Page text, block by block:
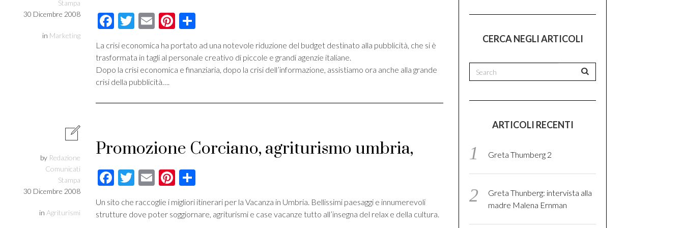
Stampa
30 Dicembre 2008
in Marketing
Facebook
Twitter
EmailPinterest
Condividi
La crisi economica ha portato ad una notevole riduzione del budget destinato alla pubblicità, che si è
trasformata in tagli al personale creativo di piccole e grandi agenzie italiane.
Dopo la crisi economica e finanziaria, dopo la crisi dell’informazione, assistiamo ora anche alla grande
crisi della pubblicità….
by Redazione
Comunicati
Stampa
30 Dicembre 2008
in Agriturismi
Promozione Corciano, agriturismo umbria,
Facebook
Twitter
EmailPinterest
Condividi
Un sito che raccoglie i migliori itinerari per la Vacanza in Umbria. Bellissimi paesaggi e innumerevoli
strutture dove poter soggiornare, agriturismi e case vacanze tutto all’insegna del relax e della cultura.
CERCA NEGLI ARTICOLI
ARTICOLI RECENTI
Greta Thumberg 2
Greta Thunberg: intervista alla
madre Malena Ernman